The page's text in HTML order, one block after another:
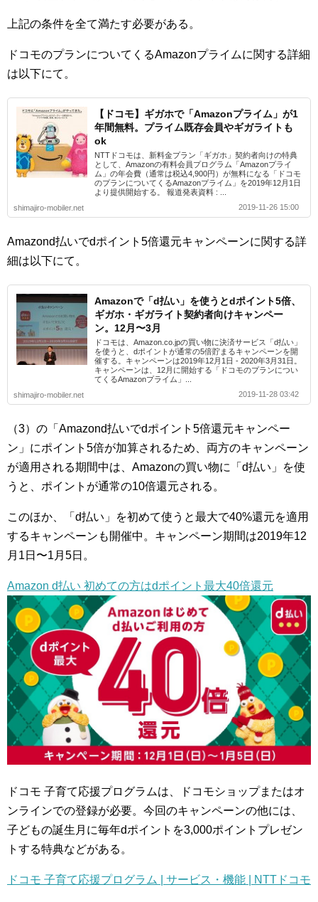
上記の条件を全て満たす必要がある。
ドコモのプランについてくるAmazonプライムに関する詳細
は以下にて。
【ドコモ】ギガホで「Amazonプライム」が1
年間無料。プライム既存会員やギガライトも
ok
NTTドコモは、新料金プラン「ギガホ」契約者向けの特典
として、Amazonの有料会員プログラム「Amazonプライ
ム」の年会費（通常は税込4,900円）が無料になる「ドコモ
のプランについてくるAmazonプライム」を2019年12月1日
より提供開始する。 報道発表資料 : ...
shimajiro-mobiler.net
2019-11-26 15:00
Amazond払いでdポイント5倍還元キャンペーンに関する詳
細は以下にて。
Amazonで「d払い」を使うとdポイント5倍、
ギガホ・ギガライト契約者向けキャンペー
ン。12月〜3月
ドコモは、Amazon.co.jpの買い物に決済サービス「d払い」
を使うと、dポイントが通常の5倍貯まるキャンペーンを開
催する。キャンペーンは2019年12月1日 - 2020年3月31日。
キャンペーンは、12月に開始する「ドコモのプランについ
てくるAmazonプライム」...
shimajiro-mobiler.net
2019-11-28 03:42
（3）の「Amazond払いでdポイント5倍還元キャンペー
ン」にポイント5倍が加算されるため、両方のキャンペーン
が適用される期間中は、Amazonの買い物に「d払い」を使
うと、ポイントが通常の10倍還元される。
このほか、「d払い」を初めて使うと最大で40%還元を適用
するキャンペーンも開催中。キャンペーン期間は2019年12
月1日〜1月5日。
Amazon d払い 初めての方はdポイント最大40倍還元
ドコモ 子育て応援プログラムは、ドコモショップまたはオ
ンラインでの登録が必要。今回のキャンペーンの他には、
子どもの誕生月に毎年dポイントを3,000ポイントプレゼン
トする特典などがある。
ドコモ 子育て応援プログラム | サービス・機能 | NTTドコモ